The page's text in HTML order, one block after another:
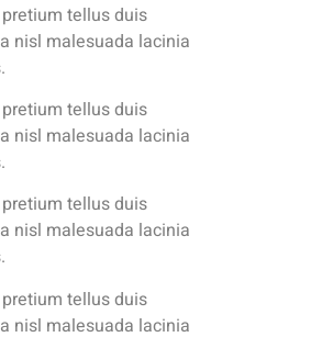
tellus duis
nisl malesuada lacinia
tellus duis
nisl malesuada lacinia
tellus duis
nisl malesuada lacinia
tellus duis
nisl malesuada lacinia